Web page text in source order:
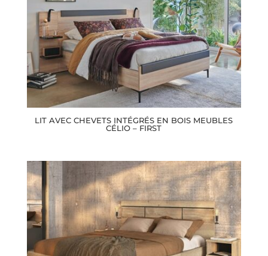
LIT AVEC CHEVETS INTÉGRÉS EN BOIS MEUBLES
CÉLIO – FIRST